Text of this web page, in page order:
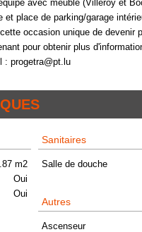
avec meuble (Villeroy et
et place de parking/garage
occasion unique de devenir
pour obtenir plus
: progetra@pt.lu
m2
Oui
Oui
Sanitaires
Salle de douche
Autres
Ascenseur